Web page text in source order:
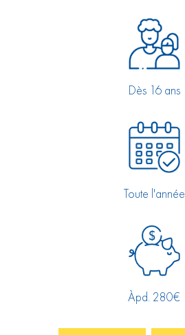
Dès 16 ans
Toute l'année
Àpd. 280€